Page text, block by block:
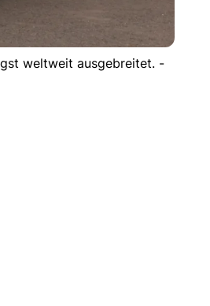
weltweit ausgebreitet. -